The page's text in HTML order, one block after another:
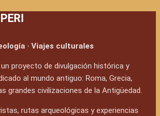
· Viajes culturales
proyecto de divulgación histórica y
al mundo antiguo: Roma, Grecia,
grandes civilizaciones de la Antigüedad.
rutas arqueológicas y experiencias